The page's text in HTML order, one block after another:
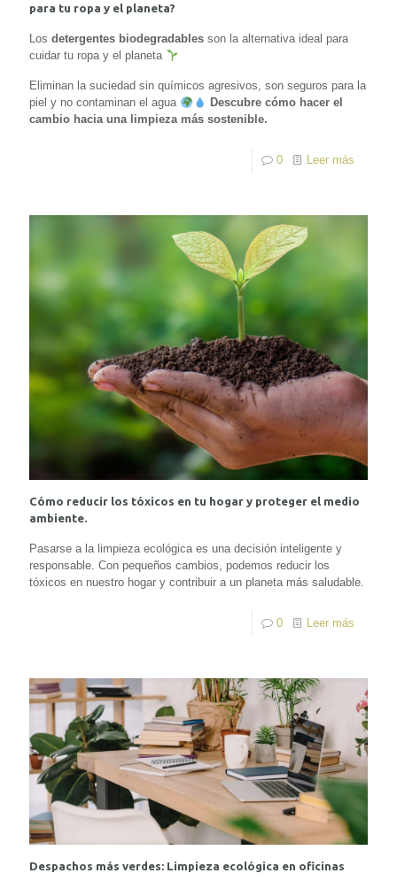
para tu ropa y el planeta?
Los detergentes biodegradables son la alternativa ideal para
cuidar tu ropa y el planeta
Eliminan la suciedad sin químicos agresivos, son seguros para la
piel y no contaminan el agua
Descubre cómo hacer el
cambio hacia una limpieza más sostenible.
0 Leer más
Cómo reducir los tóxicos en tu hogar y proteger el medio
ambiente.
Pasarse a la limpieza ecológica es una decisión inteligente y
responsable. Con pequeños cambios, podemos reducir los
tóxicos en nuestro hogar y contribuir a un planeta más saludable.
0 Leer más
Despachos más verdes: Limpieza ecológica en oficinas